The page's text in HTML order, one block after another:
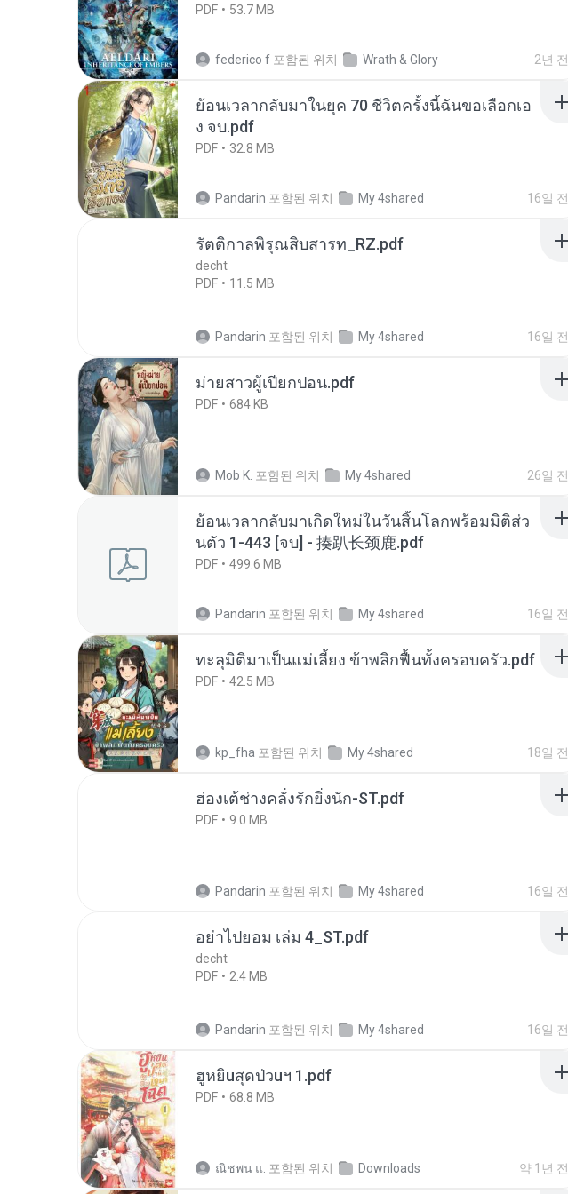
PDF 53.7 MB
federico f 포함된 위치 Wrath & Glory 2년 전
ย้อนเวลากลับมาในยุค 70 ชีวิตครั้งนี้ฉันขอเลือกเอ
ง จบ.pdf
PDF 32.8 MB
Pandarin 포함된 위치 My 4shared 16일 전
รัตติกาลพิรุณสิบสารท_RZ.pdf
decht
PDF
11.5 MB
Pandarin 포함된 위치 My 4shared 16일 전
ม่ายสาวผู้เปียกปอน.pdf
PDF 684 KB
Mob K. 포함된 위치 My 4shared 26일 전
ย้อนเวลากลับมาเกิดใหม่ในวันสิ้นโลกพร้อมมิติส่ว
นตัว 1-443 [จบ] - 揍趴长颈鹿.pdf
PDF 499.6 MB
Pandarin 포함된 위치 My 4shared 16일 전
ทะลุมิติมาเป็นแม่เลี้ยง ข้าพลิกฟื้นทั้งครอบครัว.pdf
PDF 42.5 MB
kp_fha 포함된 위치 My 4shared 18일 전
ฮ่องเต้ช่างคลั่งรักยิ่งนัก-ST.pdf
PDF 9.0 MB
Pandarin 포함된 위치 My 4shared 16일 전
อย่าไปยอม เล่ม 4_ST.pdf
decht
PDF
2.4 MB
Pandarin 포함된 위치 My 4shared 16일 전
ฮูหยิuสุดป่วuฯ 1.pdf
PDF 68.8 MB
ณิชพน แ. 포함된 위치 Downloads 약 1년 전